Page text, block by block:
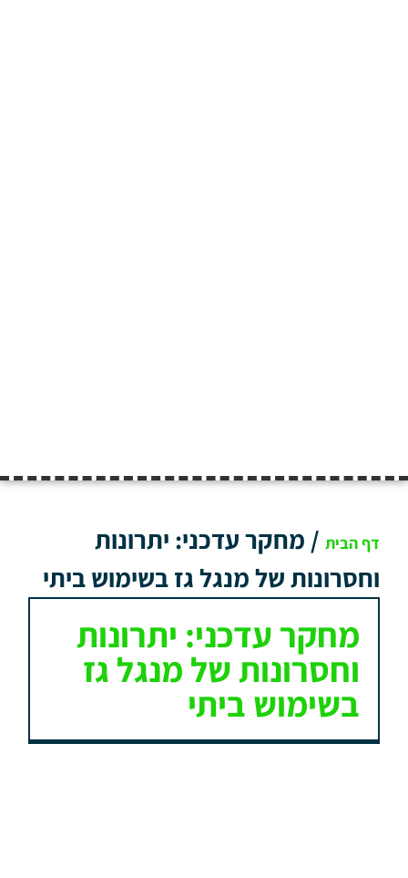
דף הבית / מחקר עדכני: יתרונות
וחסרונות של מנגל גז בשימוש ביתי
מחקר עדכני: יתרונות
וחסרונות של מנגל גז
בשימוש ביתי